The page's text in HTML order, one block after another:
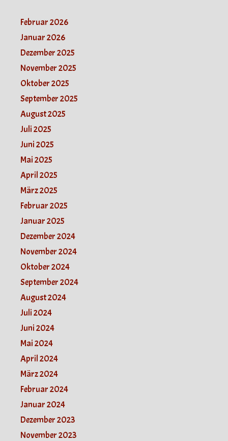
Februar 2026
Januar 2026
Dezember 2025
November 2025
Oktober 2025
September 2025
August 2025
Juli 2025
Juni 2025
Mai 2025
April 2025
März 2025
Februar 2025
Januar 2025
Dezember 2024
November 2024
Oktober 2024
September 2024
August 2024
Juli 2024
Juni 2024
Mai 2024
April 2024
März 2024
Februar 2024
Januar 2024
Dezember 2023
November 2023